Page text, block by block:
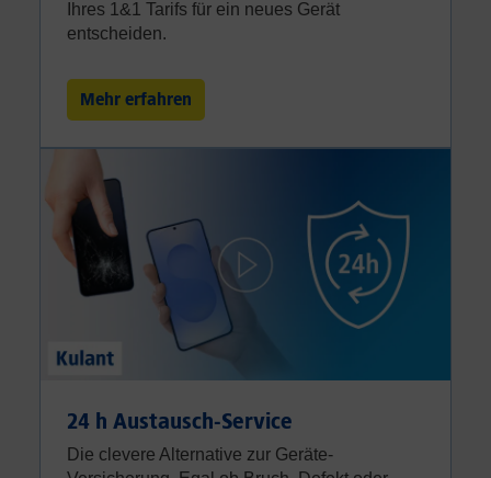
Ihres 1&1 Tarifs für ein neues Gerät
entscheiden.
Mehr erfahren
24 h Austausch-Service
Die clevere Alternative zur Geräte-